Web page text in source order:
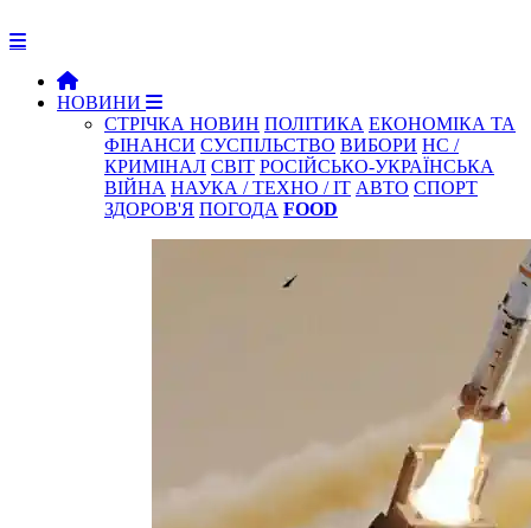
НОВИНИ
СТРІЧКА НОВИН ПОЛІТИКА ЕКОНОМІКА ТА
ФІНАНСИ СУСПІЛЬСТВО ВИБОРИ НС /
КРИМІНАЛ СВІТ РОСІЙСЬКО-УКРАЇНСЬКА
ВІЙНА НАУКА / ТЕХНО / IT АВТО СПОРТ
ЗДОРОВ'Я ПОГОДА FOOD